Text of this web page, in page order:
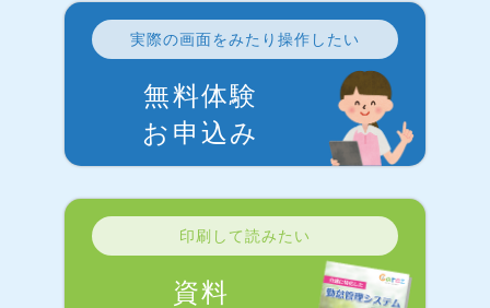
実際の画面をみたり操作したい
無料体験
お申込み
印刷して読みたい
資料